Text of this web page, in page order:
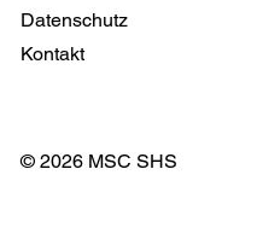
Datenschutz
Kontakt
© 2026 MSC SHS